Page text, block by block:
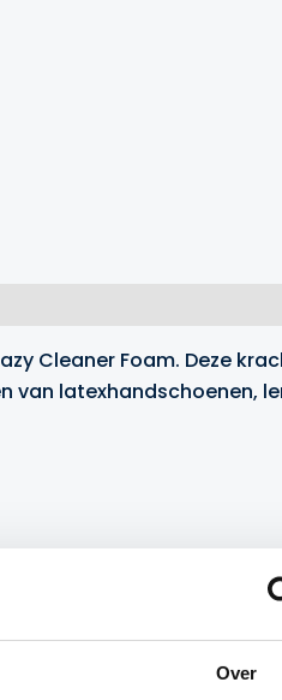
Over
Cleaner Foam. Deze
latexhandschoenen,